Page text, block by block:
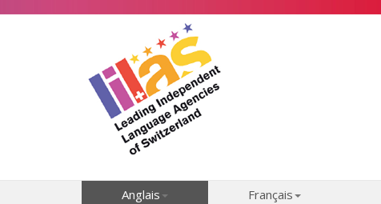
Anglais Français